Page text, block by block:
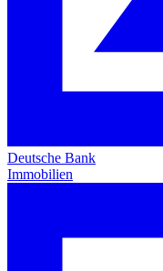
Deutsche Bank
Immobilien